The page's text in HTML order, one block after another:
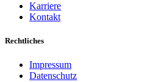
Karriere
Kontakt
Rechtliches
Impressum
Datenschutz